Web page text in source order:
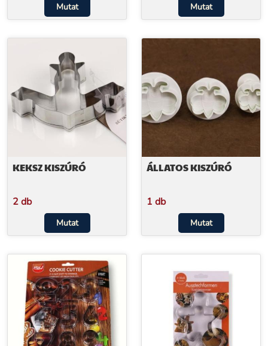
Mutat Mutat
KEKSZ KISZÚRÓ
2 db
Mutat
ÁLLATOS KISZÚRÓ
1 db
Mutat